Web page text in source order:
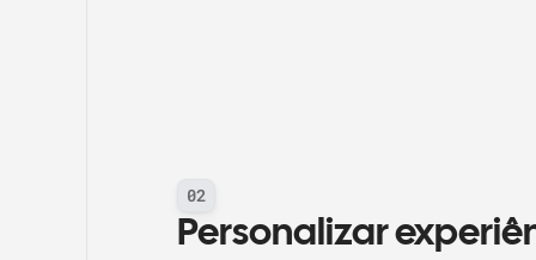
02
Personalizar